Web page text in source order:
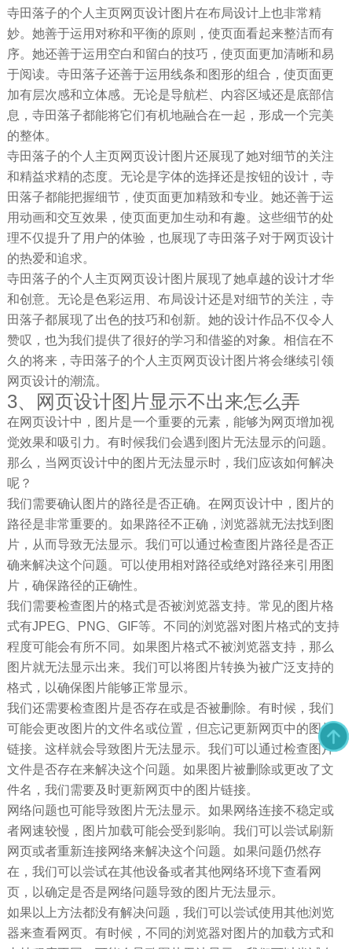
寺田落子的个人主页网页设计图片在布局设计上也非常精
妙。她善于运用对称和平衡的原则，使页面看起来整洁而有
序。她还善于运用空白和留白的技巧，使页面更加清晰和易
于阅读。寺田落子还善于运用线条和图形的组合，使页面更
加有层次感和立体感。无论是导航栏、内容区域还是底部信
息，寺田落子都能将它们有机地融合在一起，形成一个完美
的整体。
寺田落子的个人主页网页设计图片还展现了她对细节的关注
和精益求精的态度。无论是字体的选择还是按钮的设计，寺
田落子都能把握细节，使页面更加精致和专业。她还善于运
用动画和交互效果，使页面更加生动和有趣。这些细节的处
理不仅提升了用户的体验，也展现了寺田落子对于网页设计
的热爱和追求。
寺田落子的个人主页网页设计图片展现了她卓越的设计才华
和创意。无论是色彩运用、布局设计还是对细节的关注，寺
田落子都展现了出色的技巧和创新。她的设计作品不仅令人
赞叹，也为我们提供了很好的学习和借鉴的对象。相信在不
久的将来，寺田落子的个人主页网页设计图片将会继续引领
网页设计的潮流。
3、网页设计图片显示不出来怎么弄
在网页设计中，图片是一个重要的元素，能够为网页增加视
觉效果和吸引力。有时候我们会遇到图片无法显示的问题。
那么，当网页设计中的图片无法显示时，我们应该如何解决
呢？
我们需要确认图片的路径是否正确。在网页设计中，图片的
路径是非常重要的。如果路径不正确，浏览器就无法找到图
片，从而导致无法显示。我们可以通过检查图片路径是否正
确来解决这个问题。可以使用相对路径或绝对路径来引用图
片，确保路径的正确性。
我们需要检查图片的格式是否被浏览器支持。常见的图片格
式有JPEG、PNG、GIF等。不同的浏览器对图片格式的支持
程度可能会有所不同。如果图片格式不被浏览器支持，那么
图片就无法显示出来。我们可以将图片转换为被广泛支持的
格式，以确保图片能够正常显示。
我们还需要检查图片是否存在或是否被删除。有时候，我们
可能会更改图片的文件名或位置，但忘记更新网页中的图片
链接。这样就会导致图片无法显示。我们可以通过检查图片
文件是否存在来解决这个问题。如果图片被删除或更改了文
件名，我们需要及时更新网页中的图片链接。
网络问题也可能导致图片无法显示。如果网络连接不稳定或
者网速较慢，图片加载可能会受到影响。我们可以尝试刷新
网页或者重新连接网络来解决这个问题。如果问题仍然存
在，我们可以尝试在其他设备或者其他网络环境下查看网
页，以确定是否是网络问题导致的图片无法显示。
如果以上方法都没有解决问题，我们可以尝试使用其他浏览
器来查看网页。有时候，不同的浏览器对图片的加载方式和